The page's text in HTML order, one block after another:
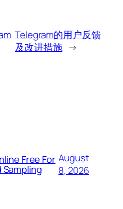
Telegram的用户反馈
及改进措施 →
Free For
Sampling
August
8, 2026